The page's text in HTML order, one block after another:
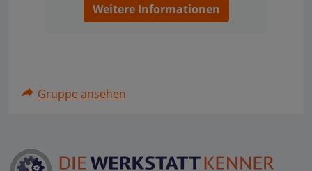
Weitere Informationen
Gruppe ansehen